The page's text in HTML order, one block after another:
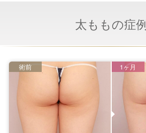
太ももの症例
術前 1ヶ月